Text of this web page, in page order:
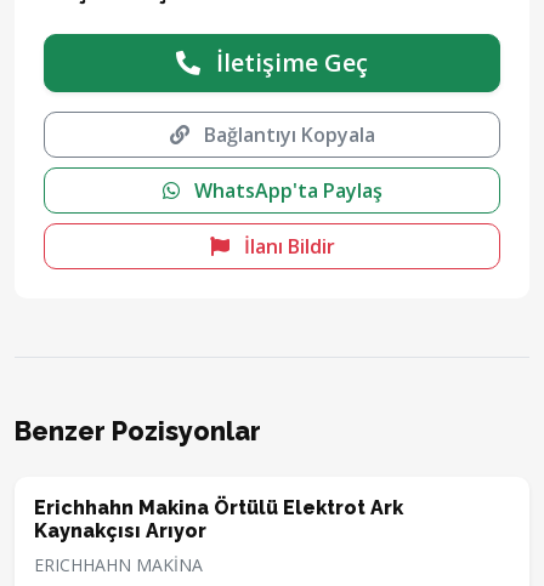
İletişime Geç
Bağlantıyı Kopyala
WhatsApp'ta Paylaş
İlanı Bildir
Benzer Pozisyonlar
Erichhahn Makina Örtülü Elektrot Ark
Kaynakçısı Arıyor
ERICHHAHN MAKİNA